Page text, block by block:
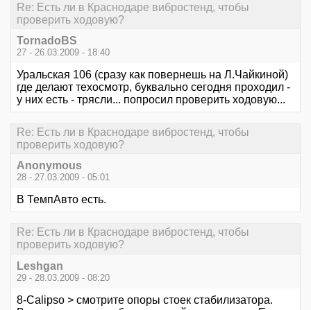
Re: Есть ли в Краснодаре вибростенд, чтобы
проверить ходовую?
TornadoBS
27 - 26.03.2009 - 18:40
Уральская 106 (сразу как повернешь на Л.Чайкиной)
где делают техосмотр, буквально сегодня проходил -
у них есть - трясли... попросил проверить ходовую...
Re: Есть ли в Краснодаре вибростенд, чтобы
проверить ходовую?
Anonymous
28 - 27.03.2009 - 05:01
В ТемпАвто есть.
Re: Есть ли в Краснодаре вибростенд, чтобы
проверить ходовую?
Leshgan
29 - 28.03.2009 - 08:20
8-Calipso > смотрите опоры стоек стабилизатора.